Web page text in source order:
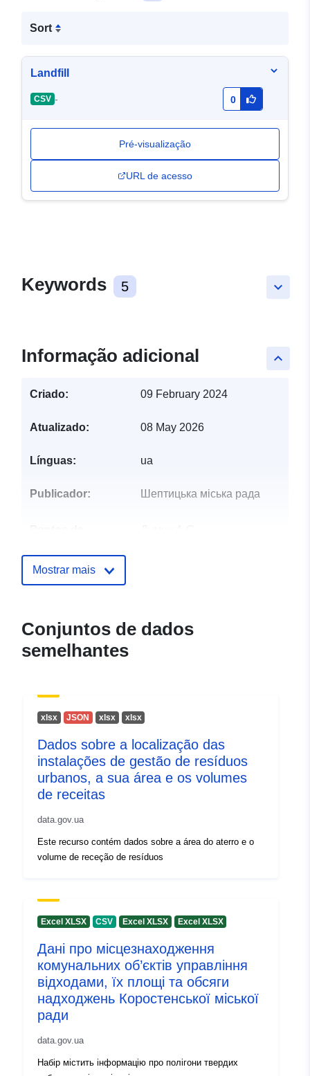
Sort
Landfill
CSV - 0
Pré-visualização
URL de acesso
keyboard_arrow_down
Keywords 5
keyboard_arrow_up
Informação adicional
Criado: 09 February 2024
Atualizado: 08 May 2026
Línguas: ua
Publicador: Шептицька міська рада
Atualizado em data.europa.eu:
uriRef:
http://data.europa.eu/88u/dataset/
f790-4a88-ab93-47dec69a9c05
Informação sobre
Mostrar mais
Conjuntos de dados
semelhantes
хlsx JSON хlsx хlsx
Dados sobre a localização das
instalações de gestão de resíduos
urbanos, a sua área e os volumes
de receitas
data.gov.ua
Este recurso contém dados sobre a área do aterro e o
volume de receção de resíduos
Excel XLSX CSV Excel XLSX Excel XLSX
Дані про місцезнаходження
комунальних об’єктів управління
відходами, їх площі та обсяги
надходжень Коростенської міської
ради
data.gov.ua
Набір містить інформацію про полігони твердих